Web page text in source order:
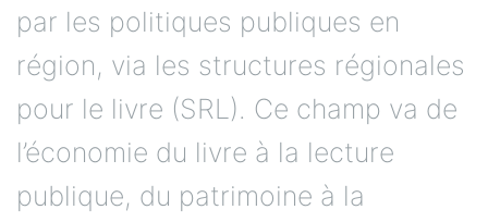
par les politiques publiques en
région, via les structures régionales
pour le livre (SRL). Ce champ va de
l’économie du livre à la lecture
publique, du patrimoine à la